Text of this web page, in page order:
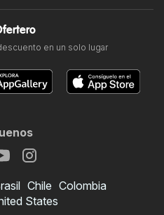
en un solo lugar
Chile Colombia
States